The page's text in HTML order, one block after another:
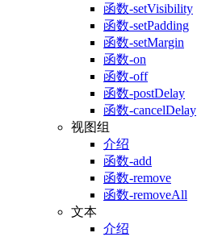
函数-setVisibility
函数-setPadding
函数-setMargin
函数-on
函数-off
函数-postDelay
函数-cancelDelay
视图组
介绍
函数-add
函数-remove
函数-removeAll
文本
介绍